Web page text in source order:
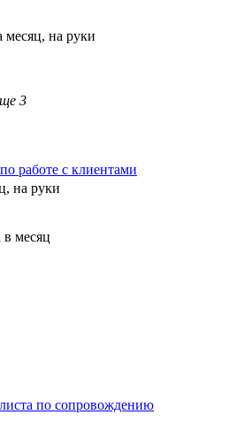
месяц, на руки
3
работе с клиентами
на руки
месяц
по сопровождению